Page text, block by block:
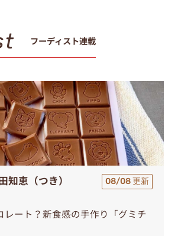
フーディスト連載
知恵（つき） 08/08 更新
レート？新食感の手作り「グミチ